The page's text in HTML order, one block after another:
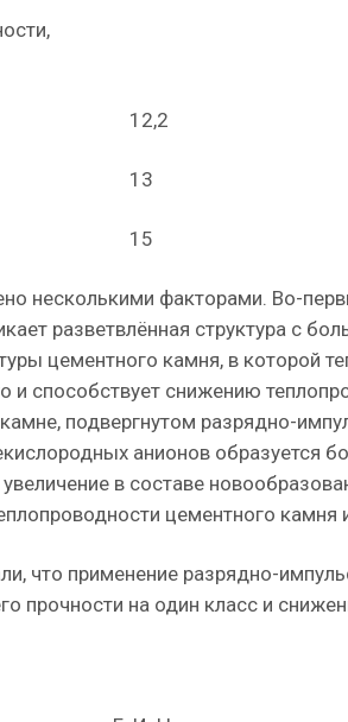
12,2
13
15
несколькими факторами. Во-
разветвлённая структура с
цементного камня, в которой
и способствует снижению
подвергнутом разрядно-
анионов образуется
в составе
цементного камня
что применение разрядно-
прочности на один класс и